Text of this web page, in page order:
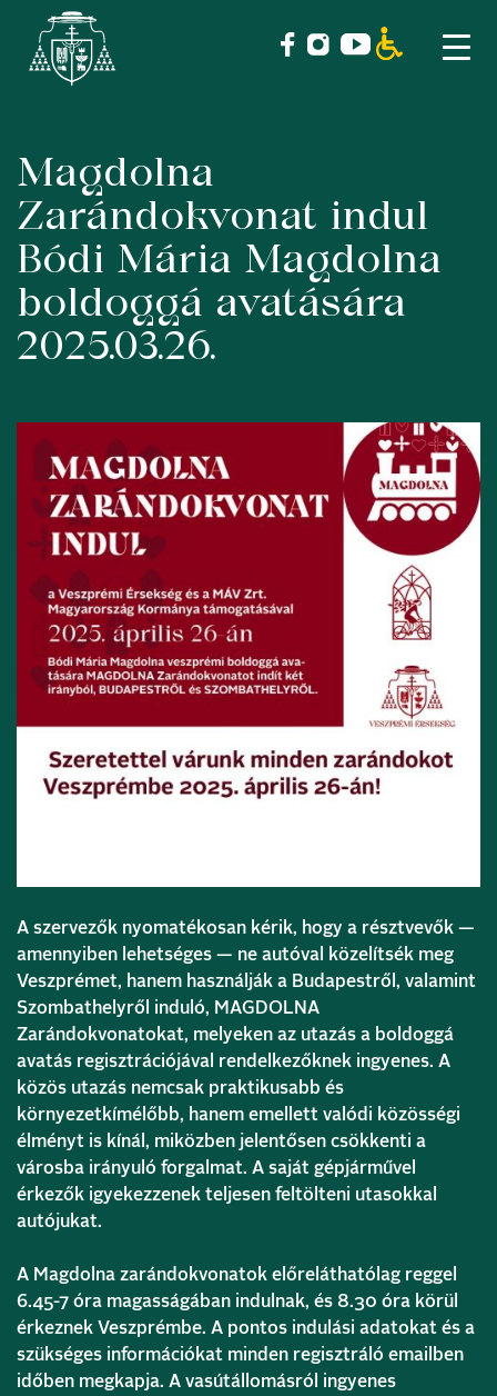
Skip
content
Magdolna
Zarándokvonat indul
Bódi Mária Magdolna
boldoggá avatására
2025.03.26.
A szervezők nyomatékosan kérik, hogy a résztvevők —
amennyiben lehetséges — ne autóval közelítsék meg
Veszprémet, hanem használják a Budapestről, valamint
Szombathelyről induló, MAGDOLNA
Zarándokvonatokat, melyeken az utazás a boldoggá
avatás regisztrációjával rendelkezőknek ingyenes. A
közös utazás nemcsak praktikusabb és
környezetkímélőbb, hanem emellett valódi közösségi
élményt is kínál, miközben jelentősen csökkenti a
városba irányuló forgalmat. A saját gépjárművel
érkezők igyekezzenek teljesen feltölteni utasokkal
autójukat.
A Magdolna zarándokvonatok előreláthatólag reggel
6.45-7 óra magasságában indulnak, és 8.30 óra körül
érkeznek Veszprémbe. A pontos indulási adatokat és a
szükséges információkat minden regisztráló emailben
időben megkapja. A vasútállomásról ingyenes